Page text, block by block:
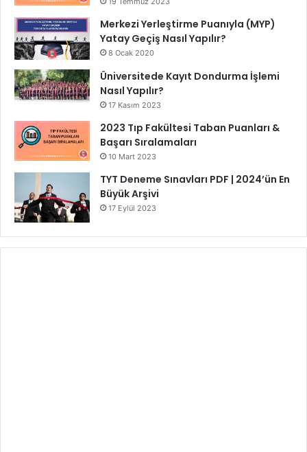
Merkezi Yerleştirme Puanıyla (MYP)
Yatay Geçiş Nasıl Yapılır?
8 Ocak 2020
Üniversitede Kayıt Dondurma İşlemi
Nasıl Yapılır?
17 Kasım 2023
2023 Tıp Fakültesi Taban Puanları &
Başarı Sıralamaları
10 Mart 2023
TYT Deneme Sınavları PDF | 2024’ün En
Büyük Arşivi
17 Eylül 2023